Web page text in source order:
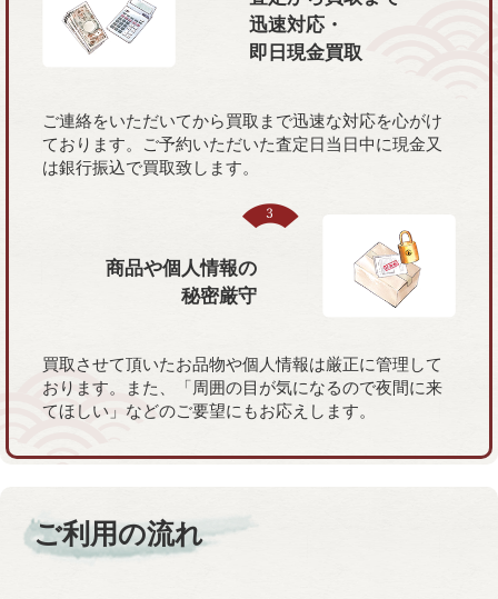
迅速対応・
即日現金買取
ご連絡をいただいてから買取まで迅速な対応を心がけ
ております。ご予約いただいた査定日当日中に現金又
は銀行振込で買取致します。
商品や個人情報の
秘密厳守
買取させて頂いたお品物や個人情報は厳正に管理して
おります。また、「周囲の目が気になるので夜間に来
てほしい」などのご要望にもお応えします。
ご利用の流れ